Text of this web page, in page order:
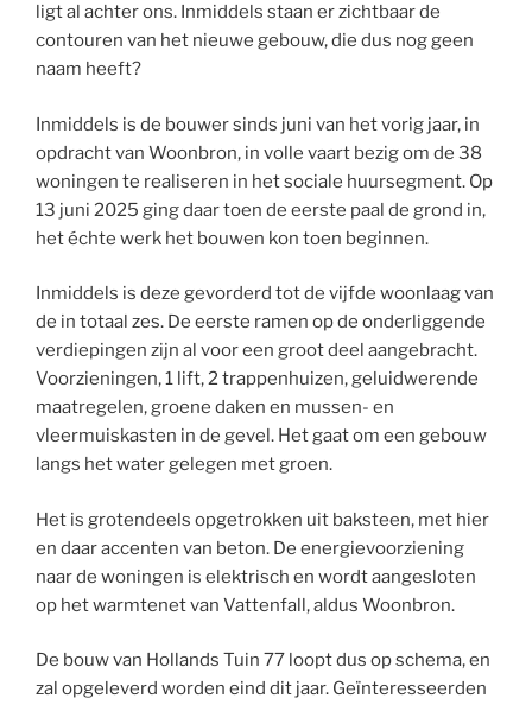
ligt al achter ons. Inmiddels staan er zichtbaar de
contouren van het nieuwe gebouw, die dus nog geen
naam heeft?
Inmiddels is de bouwer sinds juni van het vorig jaar, in
opdracht van Woonbron, in volle vaart bezig om de 38
woningen te realiseren in het sociale huursegment. Op
13 juni 2025 ging daar toen de eerste paal de grond in,
het échte werk het bouwen kon toen beginnen.
Inmiddels is deze gevorderd tot de vijfde woonlaag van
de in totaal zes. De eerste ramen op de onderliggende
verdiepingen zijn al voor een groot deel aangebracht.
Voorzieningen, 1 lift, 2 trappenhuizen, geluidwerende
maatregelen, groene daken en mussen- en
vleermuiskasten in de gevel. Het gaat om een gebouw
langs het water gelegen met groen.
Het is grotendeels opgetrokken uit baksteen, met hier
en daar accenten van beton. De energievoorziening
naar de woningen is elektrisch en wordt aangesloten
op het warmtenet van Vattenfall, aldus Woonbron.
De bouw van Hollands Tuin 77 loopt dus op schema, en
zal opgeleverd worden eind dit jaar. Geïnteresseerden